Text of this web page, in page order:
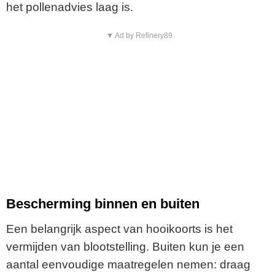
het pollenadvies laag is.
▼ Ad by Refinery89
Bescherming binnen en buiten
Een belangrijk aspect van hooikoorts is het
vermijden van blootstelling. Buiten kun je een
aantal eenvoudige maatregelen nemen: draag